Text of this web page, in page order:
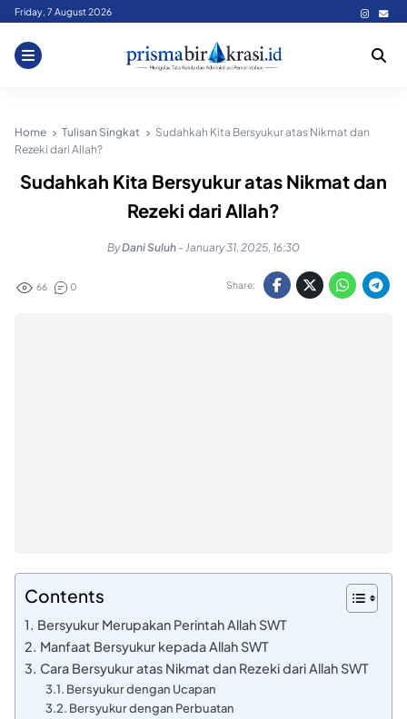
Skip
content
Friday, 7 August 2026
Home Tulisan Singkat
Sudahkah Kita Bersyukur atas Nikmat dan
Rezeki dari Allah?
Sudahkah Kita Bersyukur atas Nikmat dan
Rezeki dari Allah?
ByDani Suluh - January 31, 2025, 16:30
66 0 Share:
Contents
Bersyukur Merupakan Perintah Allah SWT
Manfaat Bersyukur kepada Allah SWT
Cara Bersyukur atas Nikmat dan Rezeki dari Allah SWT
Bersyukur dengan Ucapan
Bersyukur dengan Perbuatan